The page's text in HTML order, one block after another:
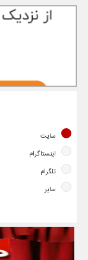
سایت
اینستاگرام
تلگرام
سایر